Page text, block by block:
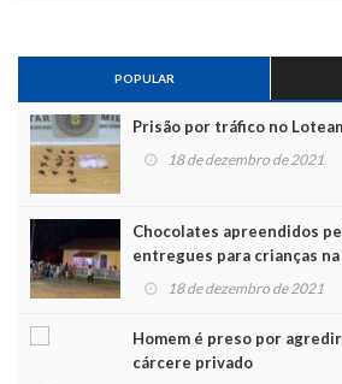
POPULAR
Prisão por tráfico no
18 de dezembro de 2021
Chocolates apreendidos
entregues para crianças na
Noel
18 de dezembro de 2021
Homem é preso por
cárcere privado